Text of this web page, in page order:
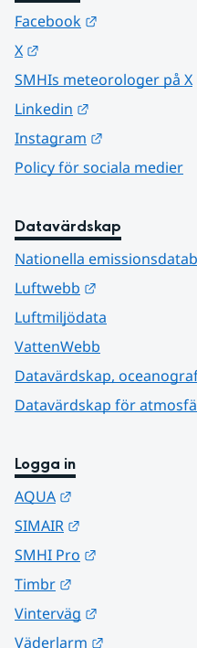
Facebook
X
SMHIs meteorologer på X
Linkedin
Instagram
Policy för sociala medier
Datavärdskap
Nationella
Luftwebb
Luftmiljödata
VattenWebb
Datavärdskap,
Datavärdskap för
Logga in
AQUA
SIMAIR
SMHI Pro
Timbr
Vinterväg
Väderlarm